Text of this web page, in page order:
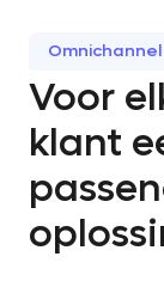
Omnichannel
Voor
klant